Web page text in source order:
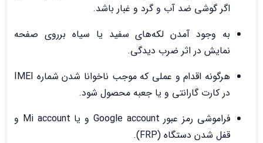
اگر گوشی ضد آب و گرد و غبار باشد.
به وجود آمدن لکه‌های سفید یا سیاه برروی صفحه
نمایش در اثر ضرب دیدگی.
هرگونه اقدام و عملی که موجب ناخوانا شدن شماره IMEI
در کارت گارانتی و یا جعبه محصول شود.
فراموشی رمز عبور Google account و یا Mi account و
قفل شدن دستگاه (FRP).